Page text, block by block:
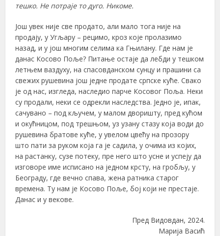
тешко. Не потраје то дуго. Никоме.
Још увек није све продато, али мало тога није на
продају, у Угљару – рецимо, кроз које пролазимо
назад, и у још многим селима ка Гњилану. Где нам је
данас Косово Поље? Питање остаје да лебди у тешком
летњем ваздуху, на спасовданском сунцу и прашини са
свежих рушевина још једне продате српске куће. Свако
је од нас, изгледа, наследио парче Косовог Поља. Неки
су продали, неки се одрекли наследства. Једно је, ипак,
сачувано – под кључем, у малом дворишту, пред кућом
и окућницом, под трешњом, уз узану стазу која води до
рушевина братове куће, у увелом цвећу на прозору
што пати за руком која га је садила, у очима из којих,
на растанку, сузе потеку, пре него што усне и успеју да
изговоре име исписано на једном крсту, на гробљу, у
Београду, где вечно спава, жена ратника старог
времена. Ту нам је Косово Поље, бој који не престаје.
Данас и у векове.
Пред Видовдан, 2024.
Марија Васић